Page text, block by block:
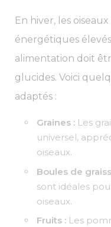
En hiver, les
énergétiques
alimentation doit
glucides. Voici
adaptés :
Graines : Les
universel,
oiseaux.
Boules de
sont idéales
oiseaux.
Fruits : Les